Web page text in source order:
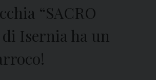
“SACRO
di Isernia ha un